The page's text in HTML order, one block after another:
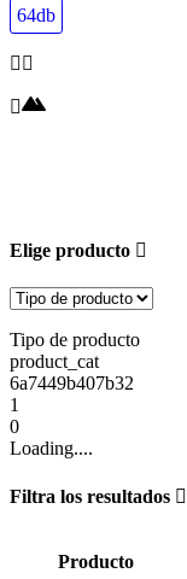
64db
Elige producto
Tipo de producto
product_cat
6a7449b407b32
1
0
Loading....
Filtra los resultados
Producto